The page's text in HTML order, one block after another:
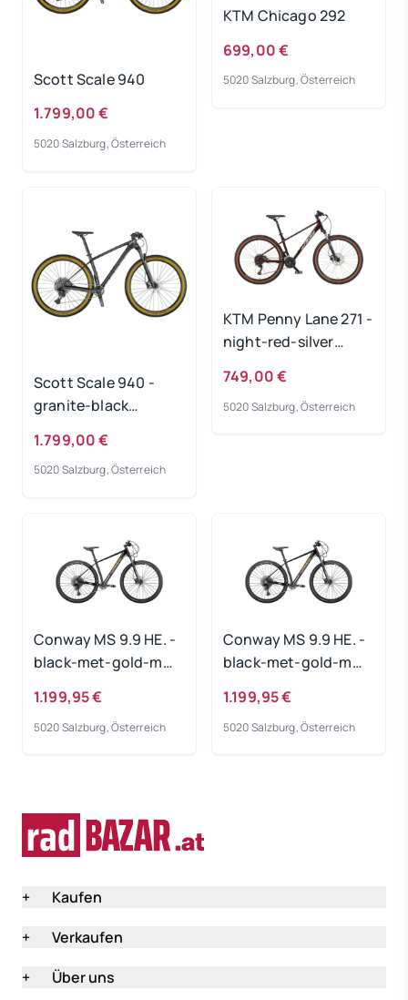
Scott Scale 940
1.799,00 €
5020 Salzburg, Österreich
KTM Chicago 292
699,00 €
5020 Salzburg, Österreich
Scott Scale 940 -
granite-black
1.799,00 €
5020 Salzburg, Österreich
KTM Penny Lane 271 -
night-red-silver
749,00 €
5020 Salzburg, Österreich
Conway MS 9.9 HE. -
black-met-gold-m
1.199,95 €
5020 Salzburg, Österreich
Conway MS 9.9 HE. -
black-met-gold-m
1.199,95 €
5020 Salzburg, Österreich
+
Kaufen
+
Verkaufen
+
Über uns